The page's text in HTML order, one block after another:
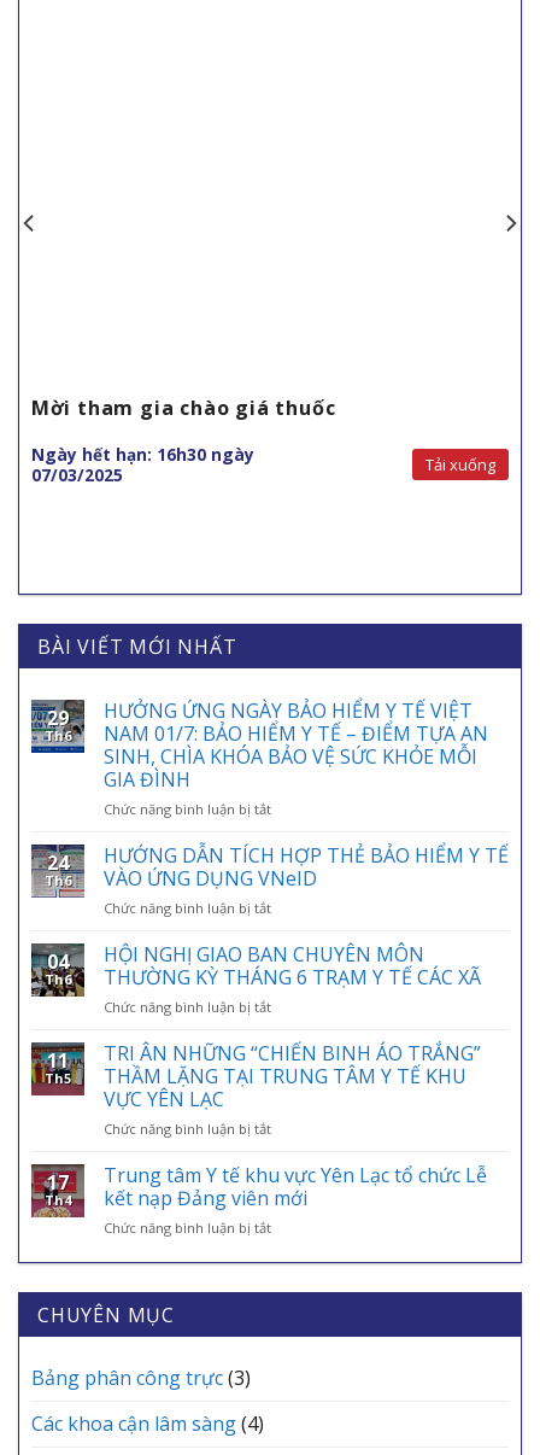
Mời tham gia chào giá thuốc
Ngày hết hạn: 16h30 ngày
07/03/2025
Tải xuống
BÀI VIẾT MỚI NHẤT
29
Th6
HƯỞNG ỨNG NGÀY BẢO HIỂM Y TẾ VIỆT
NAM 01/7: BẢO HIỂM Y TẾ – ĐIỂM TỰA AN
SINH, CHÌA KHÓA BẢO VỆ SỨC KHỎE MỖI
GIA ĐÌNH
Chức năng bình luận bị tắtở
ỨNG
NGÀY
BẢO
HIỂM
TẾ
VIỆT
01/7:
HIỂM
Y
ĐIỂM
AN
SINH,
KHÓA
BẢO
MỖI
24
Th6
HƯỚNG DẪN TÍCH HỢP THẺ BẢO HIỂM Y TẾ
VÀO ỨNG DỤNG VNeID
Chức năng bình luận bị tắtở
DẪN
TÍCH
HỢP
THẺ
HIỂM
Y
ỨNG
VNeID
04
Th6
HỘI NGHỊ GIAO BAN CHUYÊN MÔN
THƯỜNG KỲ THÁNG 6 TRẠM Y TẾ CÁC XÃ
Chức năng bình luận bị tắtở
NGHỊ
GIAO
BAN
MÔN
KỲ
THÁNG
6
TRẠM
CÁC
11
Th5
TRI ÂN NHỮNG “CHIẾN BINH ÁO TRẮNG”
THẦM LẶNG TẠI TRUNG TÂM Y TẾ KHU
VỰC YÊN LẠC
Chức năng bình luận bị tắtở
ÂN
NHỮNG
“CHIẾN
BINH
THẦM
TẠI
17
Th4
Trung tâm Y tế khu vực Yên Lạc tổ chức Lễ
kết nạp Đảng viên mới
Chức năng bình luận bị tắtở
tâm
Y
CHUYÊN MỤC
Bảng phân công trực(3)
Các khoa cận lâm sàng(4)